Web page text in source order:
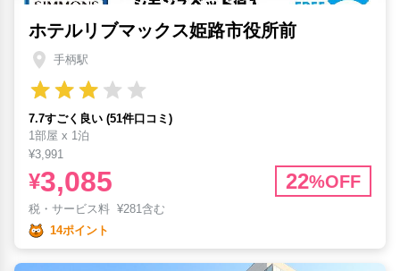
ホテルリブマックス姫路市役所前
手柄駅
7.7すごく良い (51件口コミ)
1部屋 x 1泊
¥3,991
¥3,085 22%OFF
税・サービス料 ¥281含む
14ポイント